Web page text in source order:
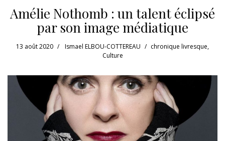
Amélie Nothomb : un talent éclipsé
par son image médiatique
13 août 2020 Ismael ELBOU-COTTEREAU chronique livresque,
Culture